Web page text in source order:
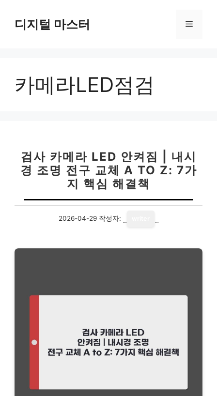
디지털 마스터 메
카메라LED점검
검사 카메라 LED 안켜짐 | 내시
경 조명 전구 교체 A TO Z: 7가
지 핵심 해결책
2026-04-29 작성자: